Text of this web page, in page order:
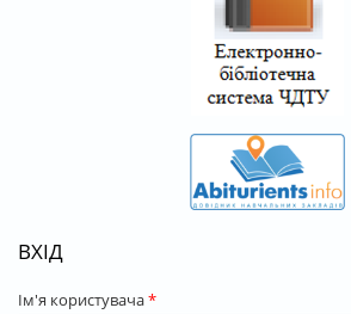
ВХІД
Ім'я користувача*